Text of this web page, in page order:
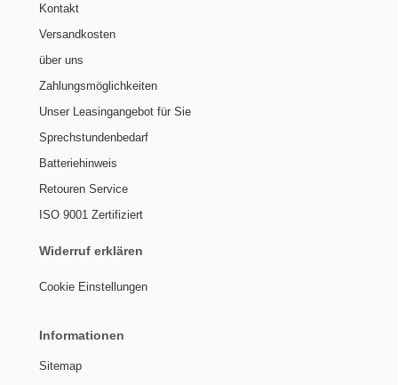
Kontakt
Versandkosten
über uns
Zahlungsmöglichkeiten
Unser Leasingangebot für Sie
Sprechstundenbedarf
Batteriehinweis
Retouren Service
ISO 9001 Zertifiziert
Widerruf erklären
Cookie Einstellungen
Informationen
Sitemap